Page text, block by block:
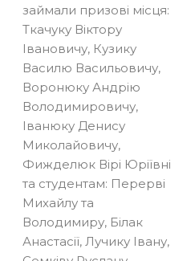
займали призові місця:
Ткачуку Віктору
Івановичу, Кузику
Василю Васильовичу,
Воронюку Андрію
Володимировичу,
Іванюку Денису
Миколайовичу,
Фижделюк Вірі Юріївні
та студентам: Перерві
Михайлу та
Володимиру, Білак
Анастасії, Лучику Івану,